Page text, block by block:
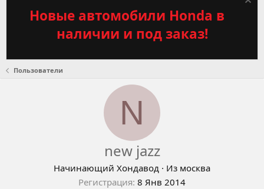
Новые автомобили Honda в
наличии и под заказ!
Пользователи
N
new jazz
Начинающий Хондавод · Из москва
Регистрация 8 Янв 2014